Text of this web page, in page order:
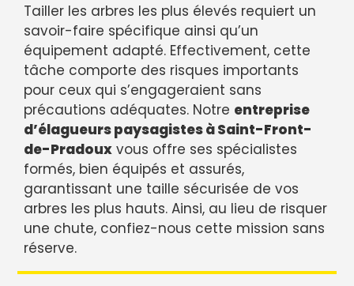
Tailler les arbres les plus élevés requiert un
savoir-faire spécifique ainsi qu’un
équipement adapté. Effectivement, cette
tâche comporte des risques importants
pour ceux qui s’engageraient sans
précautions adéquates. Notre entreprise
d’élagueurs paysagistes à Saint-Front-
de-Pradoux vous offre ses spécialistes
formés, bien équipés et assurés,
garantissant une taille sécurisée de vos
arbres les plus hauts. Ainsi, au lieu de risquer
une chute, confiez-nous cette mission sans
réserve.